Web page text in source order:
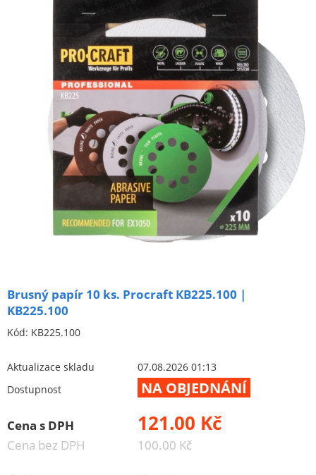
NÁBYTEK - spojovací materiál a příslušenství
Ploty a pletiva
Úložné boxy na nářadí
Ochranné pomůcky
Keramické brusivo
Flex. kotouče
Brusivo na podložce
Vrtací nástroje, vykružováky, závity
Pilové kotouče
Spojovací materiál Hašpl
Stavební chemie DenBraven
Dedra nářadí
Železářství a domácí potřeby
Brusný papír 10 ks. Procraft КB225.100 |
KB225.100
Kód: KB225.100
Aktualizace skladu
07.08.2026 01:13
Dostupnost
NA OBJEDNÁNÍ
Cena s DPH 121.00 Kč
Cena bez DPH 100.00 Kč